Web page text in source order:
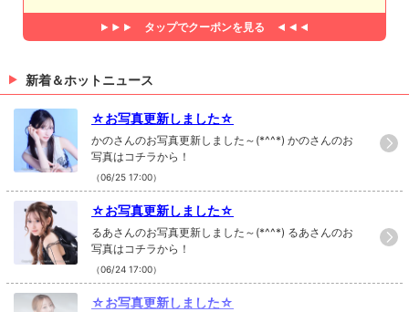
タップでクーポンを見る
新着＆ホットニュース
☆お写真更新しました☆
かのさんのお写真更新しました～(*^^*) かのさんのお
写真はコチラから！
（06/25 17:00）
☆お写真更新しました☆
るあさんのお写真更新しました～(*^^*) るあさんのお
写真はコチラから！
（06/24 17:00）
☆お写真更新しました☆